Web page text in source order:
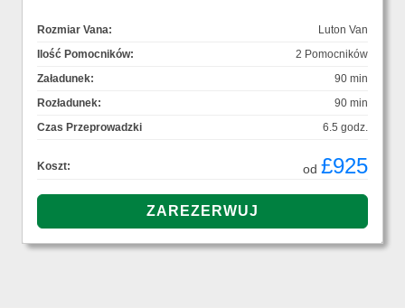
Rozmiar Vana:
Luton Van
Ilość Pomocników:
2 Pomocników
Załadunek:
90 min
Rozładunek:
90 min
Czas Przeprowadzki
6.5 godz.
Koszt: od £925